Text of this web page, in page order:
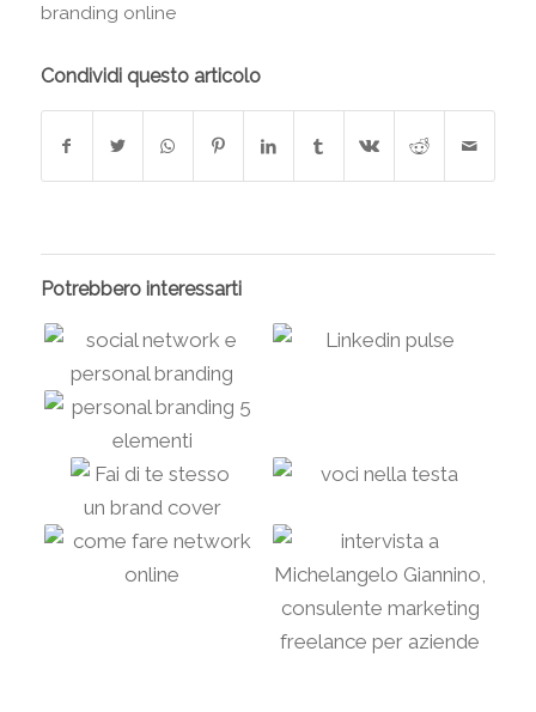
branding online
Condividi questo articolo
Potrebbero interessarti